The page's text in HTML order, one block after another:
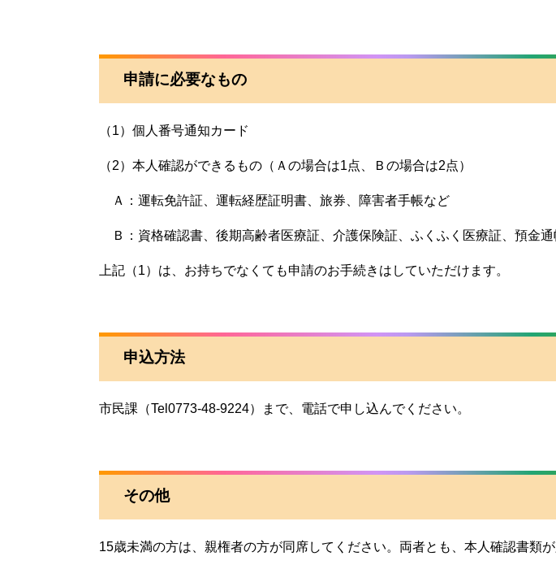
申請に必要なもの
（1）個人番号通知カード
（2）本人確認ができるもの（Ａの場合は1点、Ｂの場合は2点）
Ａ：運転免許証、運転経歴証明書、旅券、障害者手帳など
Ｂ：資格確認書、後期高齢者医療証、介護保険証、ふくふく医療証、預金
上記（1）は、お持ちでなくても申請のお手続きはしていただけます。
申込方法
市民課（Tel0773-48-9224）まで、電話で申し込んでください。
その他
15歳未満の方は、親権者の方が同席してください。両者とも、本人確認書類が